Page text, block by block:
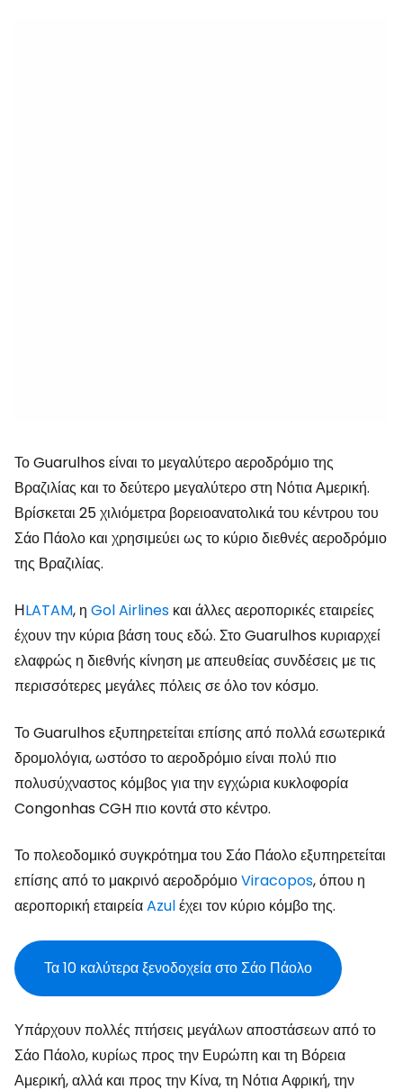
Το Guarulhos είναι το μεγαλύτερο αεροδρόμιο της
Βραζιλίας και το δεύτερο μεγαλύτερο στη Νότια Αμερική.
Βρίσκεται 25 χιλιόμετρα βορειοανατολικά του κέντρου του
Σάο Πάολο και χρησιμεύει ως το κύριο διεθνές αεροδρόμιο
της Βραζιλίας.
ΗLATAM, η Gol Airlines και άλλες αεροπορικές εταιρείες
έχουν την κύρια βάση τους εδώ. Στο Guarulhos κυριαρχεί
ελαφρώς η διεθνής κίνηση με απευθείας συνδέσεις με τις
περισσότερες μεγάλες πόλεις σε όλο τον κόσμο.
Το Guarulhos εξυπηρετείται επίσης από πολλά εσωτερικά
δρομολόγια, ωστόσο το αεροδρόμιο είναι πολύ πιο
πολυσύχναστος κόμβος για την εγχώρια κυκλοφορία
Congonhas CGHπιο κοντά στο κέντρο.
Το πολεοδομικό συγκρότημα του Σάο Πάολο εξυπηρετείται
επίσης από το μακρινό αεροδρόμιοViracopos, όπου η
αεροπορική εταιρείαAzulέχει τον κύριο κόμβο της.
Τα 10 καλύτερα ξενοδοχεία στο Σάο Πάολο
Υπάρχουν πολλές πτήσεις μεγάλων αποστάσεων από το
Σάο Πάολο, κυρίως προς την Ευρώπη και τη Βόρεια
Αμερική, αλλά και προς την Κίνα, τη Νότια Αφρική, την